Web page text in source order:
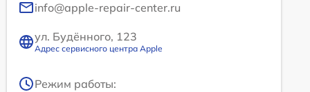
info@apple-repair-center.ru
ул. Будённого, 123
Адрес сервисного центра Apple
Режим работы: